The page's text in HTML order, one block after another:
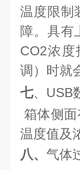
温度限制
障。具有
CO2浓度
调）时就
七、 USB
箱体侧面
温度值及
八、 气体